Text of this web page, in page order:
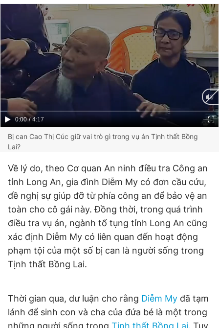
© 2003-2026 Bản quyền thuộc về Báo Thanh Niên. Cấm sao
chép dưới mọi hình thức nếu không có sự chấp thuận bằng văn
bản. Phát triển bởi ePi Technologies, JSC.
Current
Time
0:00 / Duration
4:17
Bị can Cao Thị Cúc giữ vai trò gì trong vụ án Tịnh thất Bồng
Lai?
Về lý do, theo Cơ quan An ninh điều tra Công an
tỉnh Long An, gia đình Diễm My có đơn cầu cứu,
đề nghị sự giúp đỡ từ phía công an để bảo vệ an
toàn cho cô gái này. Đồng thời, trong quá trình
điều tra vụ án, ngành tố tụng tỉnh Long An cũng
xác định Diễm My có liên quan đến hoạt động
phạm tội của một số bị can là người sống trong
Tịnh thất Bồng Lai.
Thời gian qua, dư luận cho rằng Diễm My đã tạm
lánh để sinh con và cha của đứa bé là một trong
những người sống trong Tịnh thất Bồng Lai. Tuy